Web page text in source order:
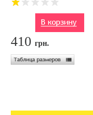
410грн.